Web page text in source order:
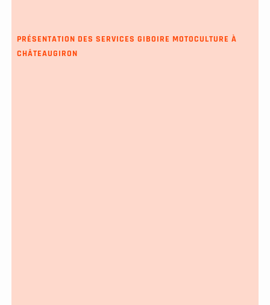
PRÉSENTATION DES SERVICES GIBOIRE MOTOCULTURE À
CHÂTEAUGIRON